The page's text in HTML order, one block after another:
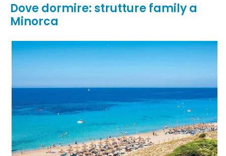
Dove dormire: strutture family a
Minorca